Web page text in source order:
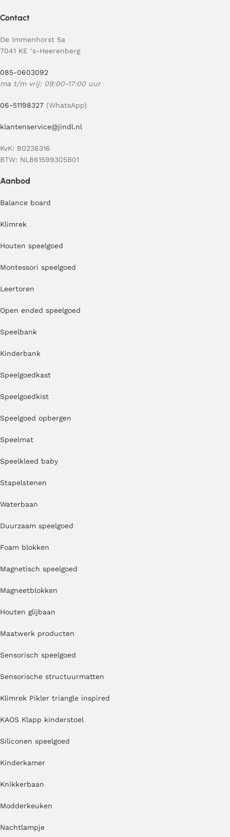
Contact
De Immenhorst 5a
7041 KE ‘s-Heerenberg
085-0603092
ma t/m vrij: 09:00-17:00 uur
06-51198327 (WhatsApp)
klantenservice@jindl.nl
KvK: 80236316
BTW: NL861599305B01
Aanbod
Balance board
Klimrek
Houten speelgoed
Montessori speelgoed
Leertoren
Open ended speelgoed
Speelbank
Kinderbank
Speelgoedkast
Speelgoedkist
Speelgoed opbergen
Speelmat
Speelkleed baby
Stapelstenen
Waterbaan
Duurzaam speelgoed
Foam blokken
Magnetisch speelgoed
Magneetblokken
Houten glijbaan
Maatwerk producten
Sensorisch speelgoed
Sensorische structuurmatten
Klimrek Pikler triangle inspired
KAOS Klapp kinderstoel
Siliconen speelgoed
Kinderkamer
Knikkerbaan
Modderkeuken
Nachtlampje